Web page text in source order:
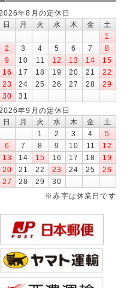
年8月の定休日
日
月 火 水 木 金
土
1
2
3 4 5 6 7
8
9
10 11 12 13 14
15
16
17 18 19 20 21
22
23
24 25 26 27 28
29
30
31
年9月の定休日
日
月 火 水 木 金
土
1
2 3 4
5
6
7 8 9 10 11
12
13
14 15 16 17 18
19
20
21 22 23 24 25
26
27
28 29
30
※赤字は休業日です